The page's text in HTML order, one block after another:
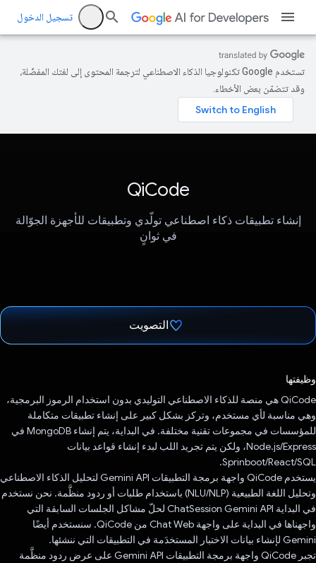
تسجيل الدخول
تستخدم Google تكنولوجيا الذكاء الاصطناعي لترجمة المحتوى إلى لغتك المفضّلة،
وقد تتضمّن بعض الأخطاء.
QiCode
إنشاء تطبيقات ذكاء اصطناعي تولّدي وتطبيقات للأجهزة الجوّالة
في ثوانٍ
التصويت
وظيفتها
‫QiCode هي منصة للذكاء الاصطناعي التوليدي بدون استخدام الرموز البرمجية،
وهي مناسبة لأي مستخدم، وتركز بشكل كبير على إنشاء تطبيقات متكاملة
للمؤسسات في مجموعات تقنية مختلفة. في البداية، يتم إنشاء MongoDB في
Node.js/Express، ولكن يتم تجريد اللب لبدء إنشاء قواعد بيانات
Sprinboot/React/SQL.
يستخدم QiCode واجهة برمجة التطبيقات Gemini API لتحليل الذكاء الاصطناعي
وتحليل اللغة الطبيعية (NLU/NLP) باستخدام طلبات أو ردود منظَّمة. نحن نستخدم
في البداية ChatSession Gemini API لحلّ مشاكل الجلسات السابقة التي
واجهناها في البداية على واجهة Chat Web من QiCode. سنستخدم أيضًا
Gemini لإنشاء بيانات الاختبار المستخدَمة في التطبيقات التي ننشئها.
تجبر QiCode واجهة برمجة التطبيقات Gemini API على عرض ردود منظَّمة